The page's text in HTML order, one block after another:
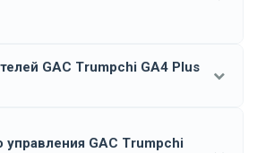
GAC Trumpchi GA4 Plus
управления GAC Trumpchi